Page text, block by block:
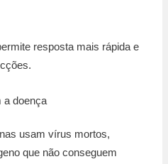
resposta mais rápida e
a doença
usam vírus mortos,
que não conseguem